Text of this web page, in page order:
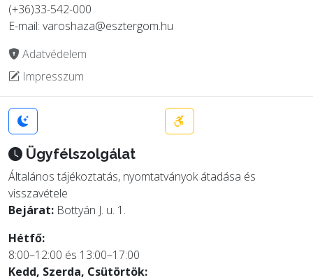
(+36)33-542-000
E-mail: varoshaza@esztergom.hu
Adatvédelem
Impresszum
Ügyfélszolgálat
Általános tájékoztatás, nyomtatványok átadása és
visszavétele
Bejárat: Bottyán J. u. 1.
Hétfő:
8:00–12:00 és 13:00–17:00
Kedd, Szerda, Csütörtök: